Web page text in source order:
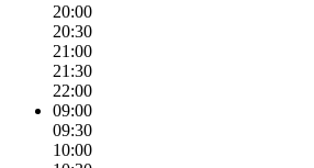
20:00
20:30
21:00
21:30
22:00
09:00
09:30
10:00